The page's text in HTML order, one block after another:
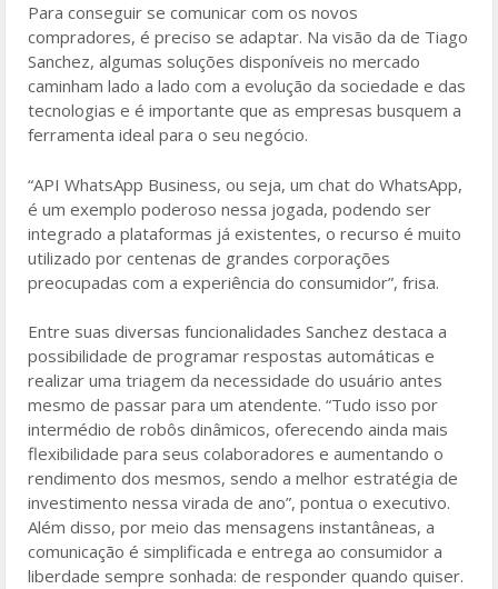
Para conseguir se comunicar com os novos
compradores, é preciso se adaptar. Na visão da de Tiago
Sanchez, algumas soluções disponíveis no mercado
caminham lado a lado com a evolução da sociedade e das
tecnologias e é importante que as empresas busquem a
ferramenta ideal para o seu negócio.
“API WhatsApp Business, ou seja, um chat do WhatsApp,
é um exemplo poderoso nessa jogada, podendo ser
integrado a plataformas já existentes, o recurso é muito
utilizado por centenas de grandes corporações
preocupadas com a experiência do consumidor”, frisa.
Entre suas diversas funcionalidades Sanchez destaca a
possibilidade de programar respostas automáticas e
realizar uma triagem da necessidade do usuário antes
mesmo de passar para um atendente. “Tudo isso por
intermédio de robôs dinâmicos, oferecendo ainda mais
flexibilidade para seus colaboradores e aumentando o
rendimento dos mesmos, sendo a melhor estratégia de
investimento nessa virada de ano”, pontua o executivo.
Além disso, por meio das mensagens instantâneas, a
comunicação é simplificada e entrega ao consumidor a
liberdade sempre sonhada: de responder quando quiser.